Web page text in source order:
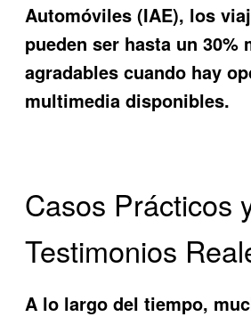
Automóviles (IAE), los
pueden ser hasta un 30%
agradables cuando hay
multimedia disponibles.
Casos Prácticos
Testimonios
A lo largo del tiempo,